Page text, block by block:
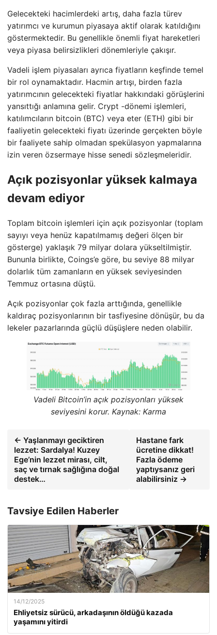
Gelecekteki hacimlerdeki artış, daha fazla türev
yatırımcı ve kurumun piyasaya aktif olarak katıldığını
göstermektedir. Bu genellikle önemli fiyat hareketleri
veya piyasa belirsizlikleri dönemleriyle çakışır.
Vadeli işlem piyasaları ayrıca fiyatların keşfinde temel
bir rol oynamaktadır. Hacmin artışı, birden fazla
yatırımcının gelecekteki fiyatlar hakkındaki görüşlerini
yansıttığı anlamına gelir. Crypt -dönemi işlemleri,
katılımcıların bitcoin (BTC) veya eter (ETH) gibi bir
faaliyetin gelecekteki fiyatı üzerinde gerçekten böyle
bir faaliyete sahip olmadan spekülasyon yapmalarına
izin veren özsermaye hisse senedi sözleşmeleridir.
Açık pozisyonlar yüksek kalmaya
devam ediyor
Toplam bitcoin işlemleri için açık pozisyonlar (toplam
sayıyı veya henüz kapatılmamış değeri ölçen bir
gösterge) yaklaşık 79 milyar dolara yükseltilmiştir.
Bununla birlikte, Coings’e göre, bu seviye 88 milyar
dolarlık tüm zamanların en yüksek seviyesinden
Temmuz ortasına düştü.
Açık pozisyonlar çok fazla arttığında, genellikle
kaldıraç pozisyonlarının bir tasfiyesine dönüşür, bu da
lekeler pazarlarında güçlü düşüşlere neden olabilir.
Vadeli Bitcoin’in açık pozisyonları yüksek
seviyesini korur. Kaynak: Karma
← Yaşlanmayı geciktiren
lezzet: Sardalya! Kuzey
Ege’nin lezzet mirası, cilt,
saç ve tırnak sağlığına doğal
destek…
Hastane fark
ücretine dikkat!
Fazla ödeme
yaptıysanız geri
alabilirsiniz →
Tavsiye Edilen Haberler
14/12/2025
Ehliyetsiz sürücü, arkadaşının öldüğü kazada
yaşamını yitirdi